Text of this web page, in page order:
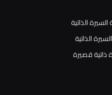
السيرة الذاتية
الذاتية
ذاتية قصيرة